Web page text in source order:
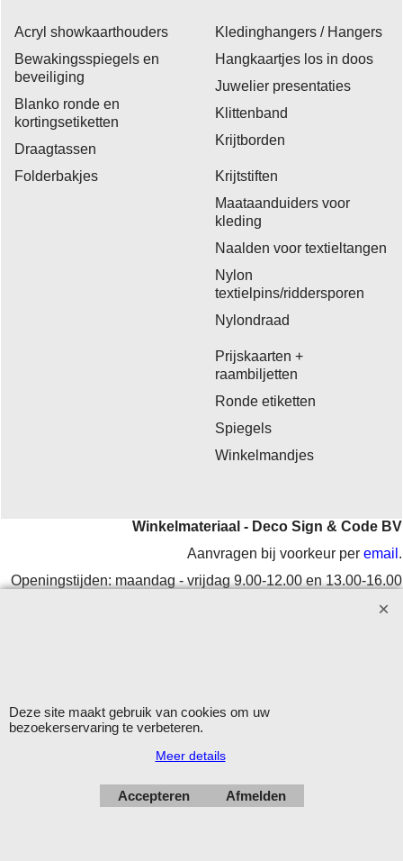
Acryl showkaarthouders
Bewakingsspiegels en
beveiliging
Blanko ronde en
kortingsetiketten
Draagtassen
Folderbakjes
Kledinghangers / Hangers
Hangkaartjes los in doos
Juwelier presentaties
Klittenband
Krijtborden
Krijtstiften
Maataanduiders voor
kleding
Naalden voor textieltangen
Nylon
textielpins/riddersporen
Nylondraad
Prijskaarten +
raambiljetten
Ronde etiketten
Spiegels
Winkelmandjes
Winkelmateriaal - Deco Sign & Code BV
Aanvragen bij voorkeur per email .
Openingstijden: maandag - vrijdag 9.00-12.00 en 13.00-16.00
Deze site maakt gebruik van cookies om uw
bezoekerservaring te verbeteren.
Meer details
Accepteren Afmelden